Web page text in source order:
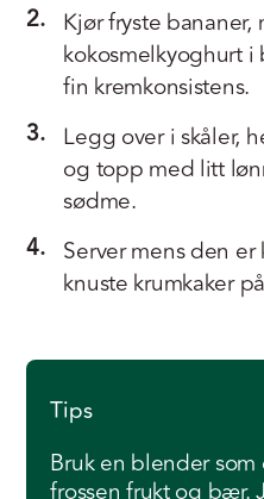
2. Kjør fryste bananer,
kokosmelkyoghurt
fin kremkonsistens.
3. Legg over i skåler,
og topp med litt
sødme.
4. Server mens den
knuste krumkaker
Tips
Bruk en blender
frossen frukt og bær.